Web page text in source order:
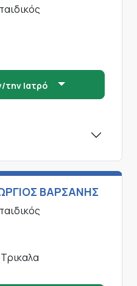
την Ιατρό
ΒΑΡΣΑΝΗΣ